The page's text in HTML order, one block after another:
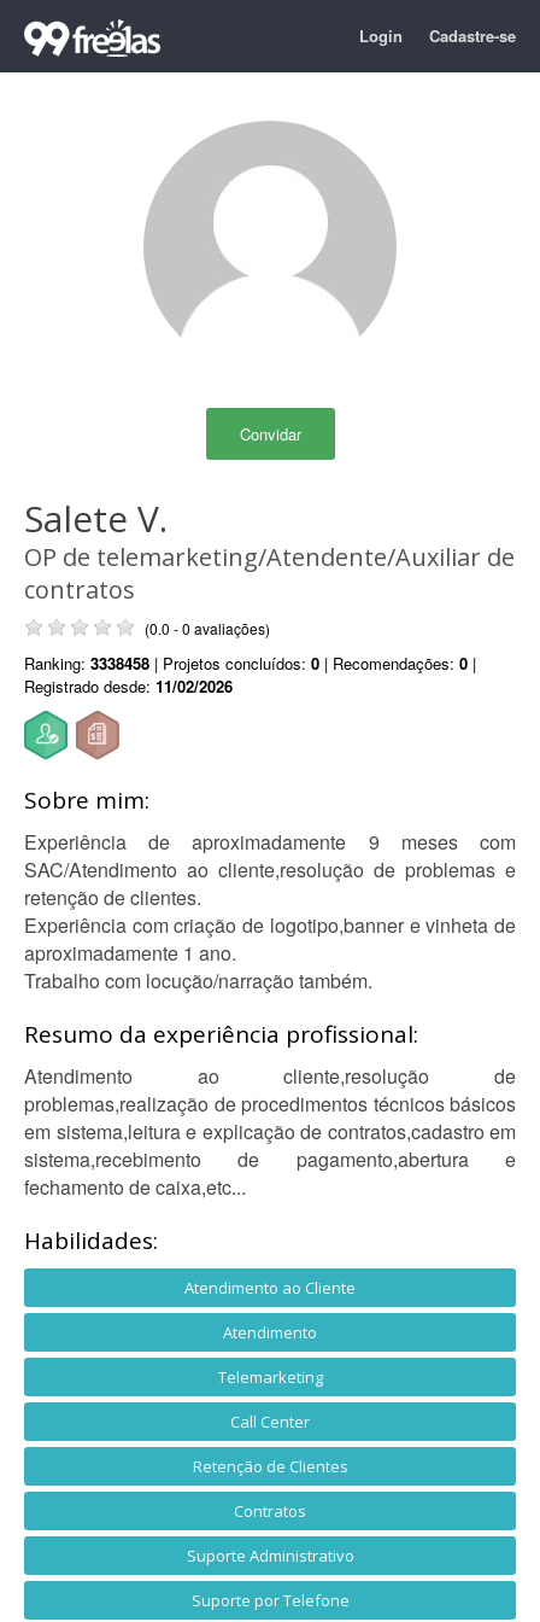
Login Cadastre-se
Convidar
Salete V.
OP de telemarketing/Atendente/Auxiliar de
contratos
(0.0 - 0 avaliações)
Ranking: 3338458 | Projetos concluídos: 0 | Recomendações: 0 |
Registrado desde: 11/02/2026
Sobre mim:
Experiência de aproximadamente 9 meses com
SAC/Atendimento ao cliente,resolução de problemas e
retenção de clientes.
Experiência com criação de logotipo,banner e vinheta de
aproximadamente 1 ano.
Trabalho com locução/narração também.
Resumo da experiência profissional:
Atendimento ao cliente,resolução de
problemas,realização de procedimentos técnicos básicos
em sistema,leitura e explicação de contratos,cadastro em
sistema,recebimento de pagamento,abertura e
fechamento de caixa,etc...
Habilidades:
Atendimento ao Cliente
Atendimento
Telemarketing
Call Center
Retenção de Clientes
Contratos
Suporte Administrativo
Suporte por Telefone